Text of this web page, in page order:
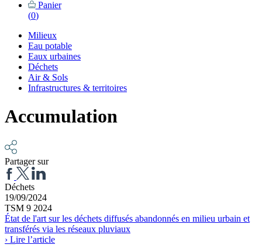
Panier
(0)
Milieux
Eau potable
Eaux urbaines
Déchets
Air & Sols
Infrastructures & territoires
Accumulation
Partager sur
Déchets
19/09/2024
TSM 9 2024
État de l'art sur les déchets diffusés abandonnés en milieu urbain et
transférés via les réseaux pluviaux
› Lire l’article